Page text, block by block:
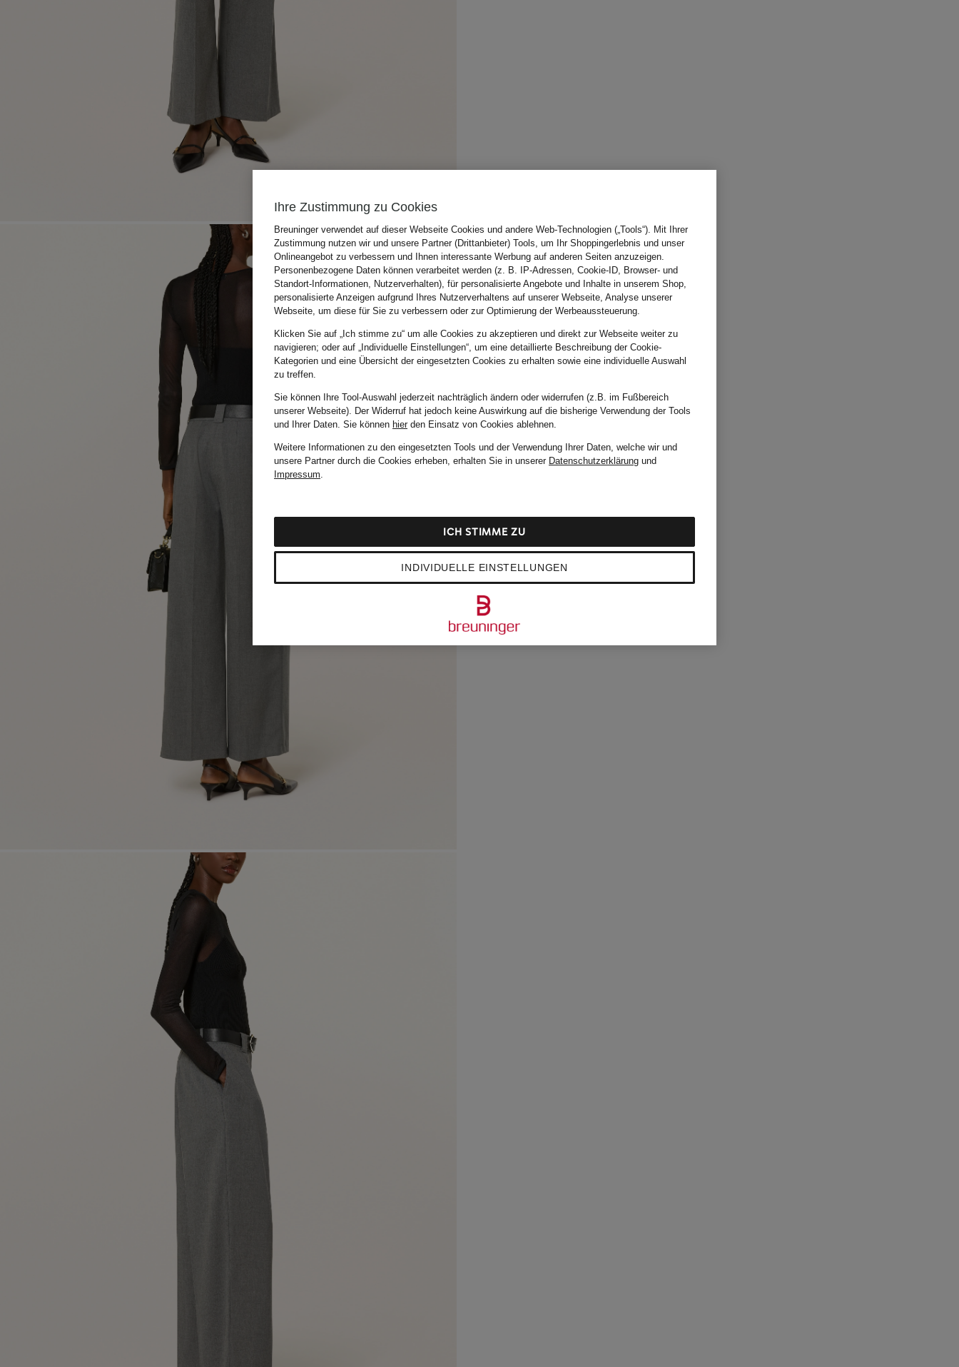
Ihre Zustimmung zu Cookies
Breuninger verwendet auf dieser Webseite Cookies und andere Web-Technologien („Tools“). Mit Ihrer
Zustimmung nutzen wir und unsere Partner (Drittanbieter) Tools, um Ihr Shoppingerlebnis und unser
Onlineangebot zu verbessern und Ihnen interessante Werbung auf anderen Seiten anzuzeigen.
Personenbezogene Daten können verarbeitet werden (z. B. IP-Adressen, Cookie-ID, Browser- und
Standort-Informationen, Nutzerverhalten), für personalisierte Angebote und Inhalte in unserem Shop,
personalisierte Anzeigen aufgrund Ihres Nutzerverhaltens auf unserer Webseite, Analyse unserer
Webseite, um diese für Sie zu verbessern oder zur Optimierung der Werbeaussteuerung.
Klicken Sie auf „Ich stimme zu“ um alle Cookies zu akzeptieren und direkt zur Webseite weiter zu
navigieren; oder auf „Individuelle Einstellungen“, um eine detaillierte Beschreibung der Cookie-
Kategorien und eine Übersicht der eingesetzten Cookies zu erhalten sowie eine individuelle Auswahl
zu treffen.
Sie können Ihre Tool-Auswahl jederzeit nachträglich ändern oder widerrufen (z.B. im Fußbereich
unserer Webseite). Der Widerruf hat jedoch keine Auswirkung auf die bisherige Verwendung der Tools
und Ihrer Daten. Sie können hierden Einsatz von Cookies ablehnen.
Weitere Informationen zu den eingesetzten Tools und der Verwendung Ihrer Daten, welche wir und
unsere Partner durch die Cookies erheben, erhalten Sie in unserer Datenschutzerklärung und
Impressum.
INDIVIDUELLE EINSTELLUNGEN
ICH STIMME ZU